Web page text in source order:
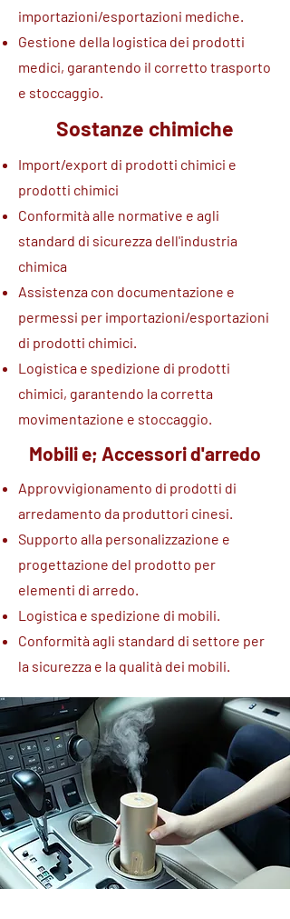
importazioni/esportazioni mediche.
Gestione della logistica dei prodotti
medici, garantendo il corretto trasporto
e stoccaggio.
Sostanze chimiche
Import/export di prodotti chimici e
prodotti chimici
Conformità alle normative e agli
standard di sicurezza dell'industria
chimica
Assistenza con documentazione e
permessi per importazioni/esportazioni
di prodotti chimici.
Logistica e spedizione di prodotti
chimici, garantendo la corretta
movimentazione e stoccaggio.
Mobili e; Accessori d'arredo
Approvvigionamento di prodotti di
arredamento da produttori cinesi.
Supporto alla personalizzazione e
progettazione del prodotto per
elementi di arredo.
Logistica e spedizione di mobili.
Conformità agli standard di settore per
la sicurezza e la qualità dei mobili.